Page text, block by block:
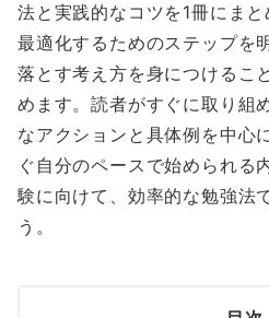
法と実践的なコツを1冊にま
最適化するためのステップを
落とす考え方を身につけるこ
めます。読者がすぐに取り組
なアクションと具体例を中心
ぐ自分のペースで始められる
験に向けて、効率的な勉強法
う。